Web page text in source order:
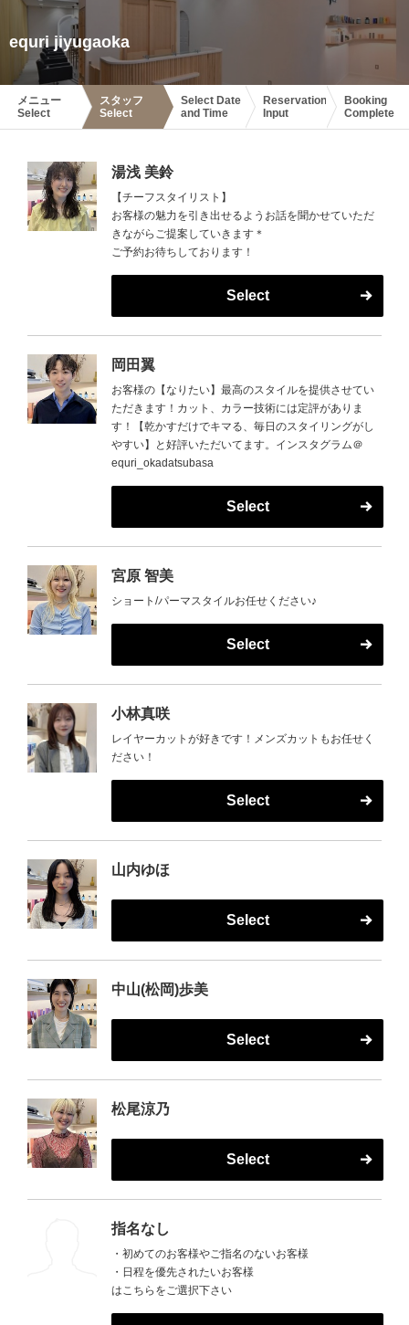
equri jiyugaoka
メニュー
Select
スタッフ
Select
Select Date
and Time
Reservation
Input
Booking
Complete
湯浅 美鈴
【チーフスタイリスト】
お客様の魅力を引き出せるようお話を聞かせていただ
きながらご提案していきます＊
ご予約お待ちしております！
Select
岡田翼
お客様の【なりたい】最高のスタイルを提供させてい
ただきます！カット、カラー技術には定評がありま
す！【乾かすだけでキマる、毎日のスタイリングがし
やすい】と好評いただいてます。インスタグラム＠
equri_okadatsubasa
Select
宮原 智美
ショート/パーマスタイルお任せください♪
Select
小林真咲
レイヤーカットが好きです！メンズカットもお任せく
ださい！
Select
山内ゆほ
Select
中山(松岡)歩美
Select
松尾涼乃
Select
指名なし
・初めてのお客様やご指名のないお客様
・日程を優先されたいお客様
はこちらをご選択下さい